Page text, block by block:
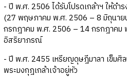
- ปี พ.ศ. 2506 ได้รับโปรดเกล้าฯ ให้ดำ
(27 พฤษภาคม พ.ศ. 2506 – 8 มิถุนาย
กรกฎาคม พ.ศ. 2506 – 14 กรกฎาคม
อิสริยาภรณ์
- ปี พ.ศ. 2455 เหรียญดุษฎีมาลา เข็มศิ
พระมงกุฎเกล้าเจ้าอยู่หัว